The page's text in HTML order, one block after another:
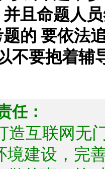
且命题人
的 要依法
不要抱着辅
任：
造互联网无
境建设，完